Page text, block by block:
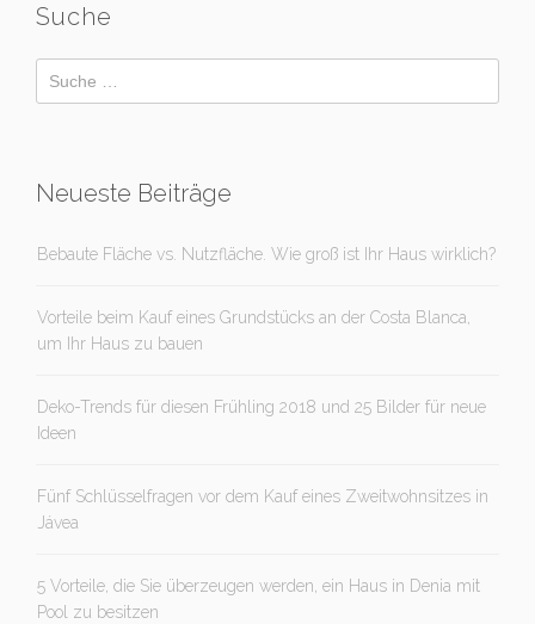
Suche
Neueste Beiträge
Bebaute Fläche vs. Nutzfläche. Wie groß ist Ihr Haus wirklich?
Vorteile beim Kauf eines Grundstücks an der Costa Blanca,
um Ihr Haus zu bauen
Deko-Trends für diesen Frühling 2018 und 25 Bilder für neue
Ideen
Fünf Schlüsselfragen vor dem Kauf eines Zweitwohnsitzes in
Jávea
5 Vorteile, die Sie überzeugen werden, ein Haus in Denia mit
Pool zu besitzen